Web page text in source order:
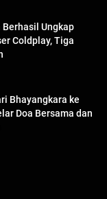
Ungkap
Coldplay, Tiga
Bhayangkara ke
Doa Bersama dan